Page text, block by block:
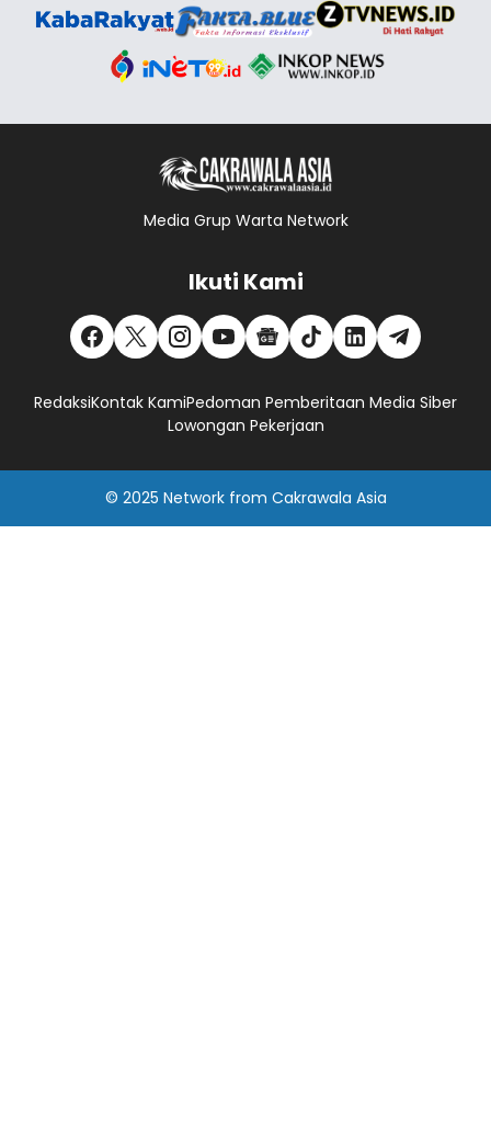
Media Grup Warta Network
Ikuti Kami
RedaksiKontak KamiPedoman Pemberitaan Media Siber
Lowongan Pekerjaan
© 2025 Networkfrom Cakrawala Asia